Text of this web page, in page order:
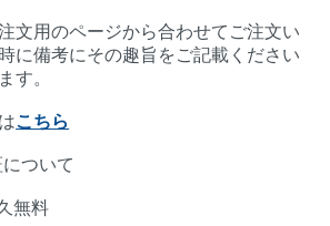
文用のページから合わせてご注文い
に備考にその趣旨をご記載ください
す。
こちら
ついて
無料